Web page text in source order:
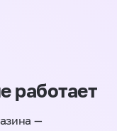
работает
—